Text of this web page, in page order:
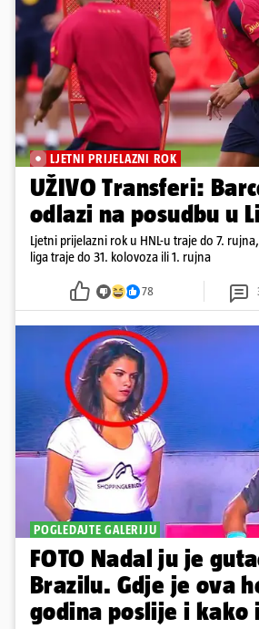
LJETNI PRIJELAZNI ROK
UŽIVO Transferi:
odlazi na posudbu u
Ljetni prijelazni rok u HNL-u traje do 7.
liga traje do 31. kolovoza ili 1. rujna
78
POGLEDAJTE GALERIJU
FOTO Nadal ju je
Brazilu. Gdje je ova
godina poslije i kako